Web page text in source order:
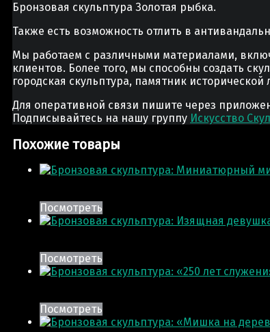
Бронзовая скульптура Золотая рыбка.
Также есть возможность отлить в
Мы работаем с различными материалами,
клиентов. Более того, мы способны создать
городская скульптура, памятник
Для оперативной связи пишите через
Подписывайтесь на нашу группу Искусство
Похожие товары
Посмотреть
Посмотреть
Посмотреть